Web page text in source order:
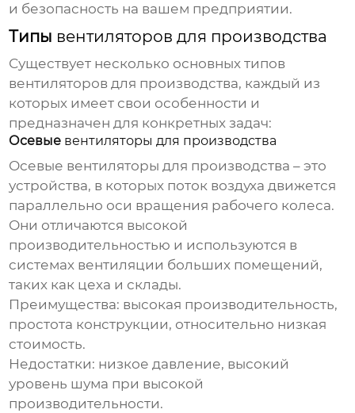
и безопасность на вашем предприятии.
Типы вентиляторов для производства
Существует несколько основных типов
вентиляторов для производства, каждый из
которых имеет свои особенности и
предназначен для конкретных задач:
Осевые вентиляторы для производства
Осевые вентиляторы для производства – это
устройства, в которых поток воздуха движется
параллельно оси вращения рабочего колеса.
Они отличаются высокой
производительностью и используются в
системах вентиляции больших помещений,
таких как цеха и склады.
Преимущества: высокая производительность,
простота конструкции, относительно низкая
стоимость.
Недостатки: низкое давление, высокий
уровень шума при высокой
производительности.